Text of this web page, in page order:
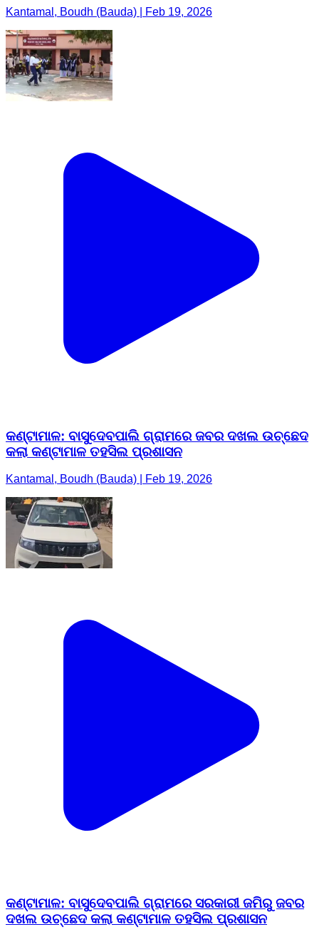
Kantamal, Boudh (Bauda) | Feb 19, 2026
କଣ୍ଟାମାଳ: ବାସୁଦେବପାଲି ଗ୍ରାମରେ ଜବର ଦଖଲ ଉଚ୍ଛେଦ
କଲା କଣ୍ଟାମାଳ ତହସିଲ ପ୍ରଶାସନ
Kantamal, Boudh (Bauda) | Feb 19, 2026
କଣ୍ଟାମାଳ: ବାସୁଦେବପାଲି ଗ୍ରାମରେ ସରକାରୀ ଜମିରୁ ଜବର
ଦଖଲ ଉଚ୍ଛେଦ କଲା କଣ୍ଟାମାଳ ତହସିଲ ପ୍ରଶାସନ